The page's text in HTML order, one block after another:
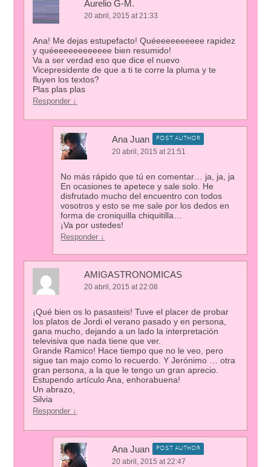
Aurelio G-M.
20 abril, 2015 at 21:33
Ana! Me dejas estupefacto! Quéeeeeeeeeee rapidez
y quéeeeeeeeeeeee bien resumido!
Va a ser verdad eso que dice el nuevo
Vicepresidente de que a ti te corre la pluma y te
fluyen los textos?
Plas plas plas
Responder ↓
Ana Juan POST AUTHOR
20 abril, 2015 at 21:51
No más rápido que tú en comentar… ja, ja, ja
En ocasiones te apetece y sale solo. He
disfrutado mucho del encuentro con todos
vosotros y esto se me sale por los dedos en
forma de croniquilla chiquitilla…
¡Va por ustedes!
Responder ↓
AMIGASTRONOMICAS
20 abril, 2015 at 22:08
¡Qué bien os lo pasasteis! Tuve el placer de probar
los platos de Jordi el verano pasado y en persona,
gana mucho, dejando a un lado la interpretación
televisiva que nada tiene que ver.
Grande Ramico! Hace tiempo que no le veo, pero
sigue tan majo como lo recuerdo. Y Jerónimo … otra
gran persona, a la que le tengo un gran aprecio.
Estupendo artículo Ana, enhorabuena!
Un abrazo,
Silvia
Responder ↓
Ana Juan POST AUTHOR
20 abril, 2015 at 22:47